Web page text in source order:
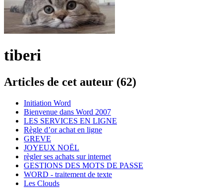
tiberi
Articles de cet auteur (62)
Initiation Word
Bienvenue dans Word 2007
LES SERVICES EN LIGNE
Règle d’or achat en ligne
GREVE
JOYEUX NOËL
règler ses achats sur internet
GESTIONS DES MOTS DE PASSE
WORD - traitement de texte
Les Clouds